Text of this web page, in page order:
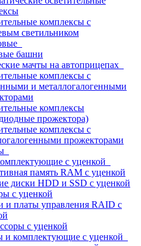
комплексы с
светильником
башни
мачты на автоприцепах
комплексы с
и металлогалогенными
комплексы
прожектора)
комплексы с
прожекторами
с уценкой
память RAM с уценкой
диски HDD и SSD с уценкой
с уценкой
и платы управления RAID с
с уценкой
и комплектующие с уценкой